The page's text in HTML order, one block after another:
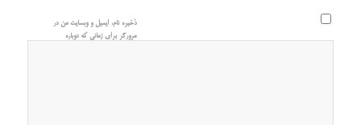
ذخیره نام، ایمیل و وبسایت من در
مرورگر برای زمانی که دوباره